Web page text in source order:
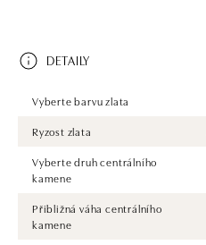
DETAILY
Vyberte barvu zlata
Ryzost zlata
Vyberte druh centrálního
kamene
Přibližná váha centrálního
kamene